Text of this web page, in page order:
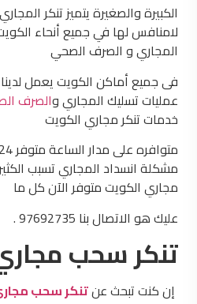
الكبيرة والصغيرة يتميز تنكر المجاري
لامنافس لها في جميع أنحاء
المجاري و الصرف الصحي
فى جميع أماكن الكويت يعمل
عمليات تسليك المجاري والصرف
خدمات تنكر مجاري الكويت
مشكلة انسداد المجاري تسبب
مجاري الكويت متوفر الآن كل ما
عليك هو الاتصال بنا 97692735 .
تنكر سحب مجاري
إن كنت تبحث عنتنكر سحب مجاري